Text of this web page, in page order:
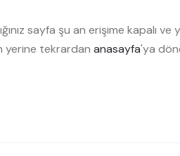
sayfa şu an erişime kapalı
yerine tekrardan anasayfa'ya